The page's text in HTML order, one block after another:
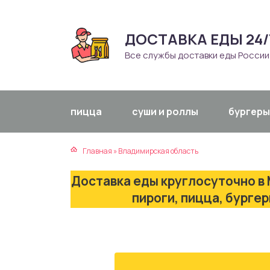
ДОСТАВКА ЕДЫ 24/
Все службы доставки еды России
пицца суши и роллы бургеры
Главная »Владимирская область
Доставка еды круглосуточно
пироги, пицца,
кухня